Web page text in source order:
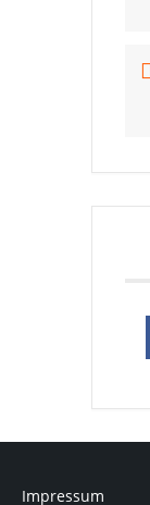
Impressum